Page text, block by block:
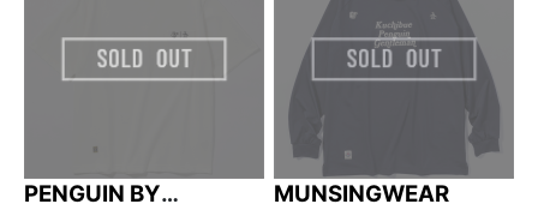
PENGUIN BY
MUNSINGWEAR